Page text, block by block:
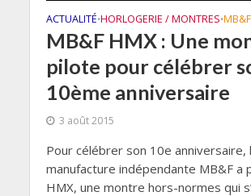
ACTUALITÉ•HORLOGERIE / MONTRES•MB&F
MB&F HMX : Une
pilote pour célébrer
10ème anniversaire
3 août 2015
Pour célébrer son 10e anniversaire,
manufacture indépendante MB&F a
HMX, une montre hors-normes qui